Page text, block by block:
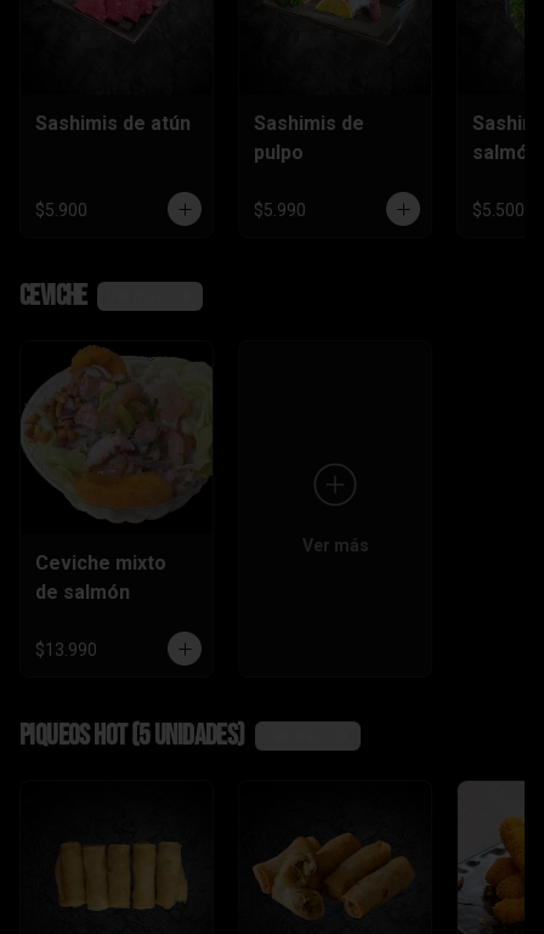
Sashimis de atún
$5.900
Sashimis de
pulpo
$5.990
salmón
$5.500
Ceviche
Ceviche mixto
de salmón
$13.990
Ver más
Piqueos hot (5 unidades)